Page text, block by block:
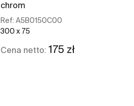
chrom
Ref: A5B0150C00
300 x 75
Cena netto: 175 zł